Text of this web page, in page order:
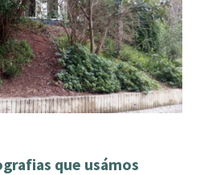
que usámos